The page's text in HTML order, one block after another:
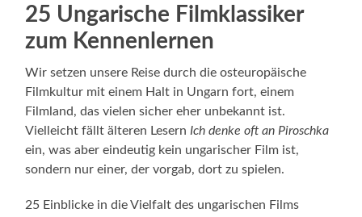
25 Ungarische Filmklassiker
zum Kennenlernen
Wir setzen unsere Reise durch die osteuropäische
Filmkultur mit einem Halt in Ungarn fort, einem
Filmland, das vielen sicher eher unbekannt ist.
Vielleicht fällt älteren LesernIch denke oft an Piroschka
ein, was aber eindeutig kein ungarischer Film ist,
sondern nur einer, der vorgab, dort zu spielen.
25 Einblicke in die Vielfalt des ungarischen Films